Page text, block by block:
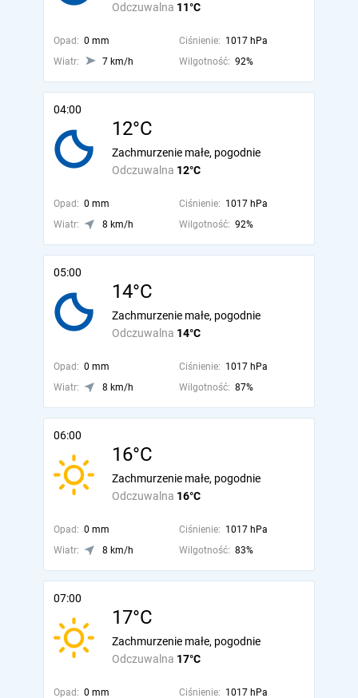
Odczuwalna 11°C
Opad: 0 mm Ciśnienie: 1017 hPa
Wiatr:
7 km/h Wilgotność: 92%
04:00
12°C
Odczuwalna 12°C
Zachmurzenie małe, pogodnie
Opad: 0 mm Ciśnienie: 1017 hPa
Wiatr:
8 km/h Wilgotność: 92%
05:00
14°C
Odczuwalna 14°C
Zachmurzenie małe, pogodnie
Opad: 0 mm Ciśnienie: 1017 hPa
Wiatr:
8 km/h Wilgotność: 87%
06:00
16°C
Odczuwalna 16°C
Zachmurzenie małe, pogodnie
Opad: 0 mm Ciśnienie: 1017 hPa
Wiatr:
8 km/h Wilgotność: 83%
07:00
17°C
Odczuwalna 17°C
Zachmurzenie małe, pogodnie
Opad: 0 mm Ciśnienie: 1017 hPa